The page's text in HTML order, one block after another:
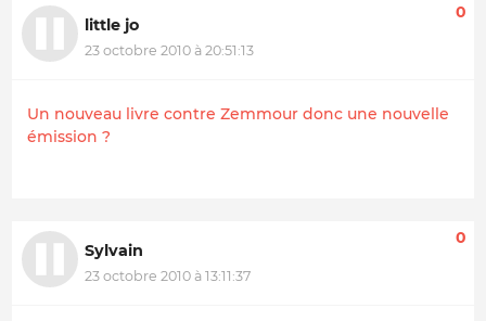
little jo
23 octobre 2010 à 20:51:13
0
Un nouveau livre contre Zemmour donc une nouvelle
émission ?
Sylvain
23 octobre 2010 à 13:11:37
0